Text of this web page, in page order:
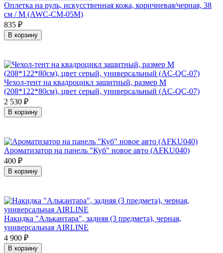
Оплетка на руль, искусственная кожа, коричневая/черная, 38
см / M (AWC-CM-05M)
835 ₽
В корзину
Чехол-тент на квадроцикл защитный, размер М
(208*122*80см), цвет серый, универсальный (AC-QC-07)
2 530 ₽
В корзину
Ароматизатор на панель "Куб" новое авто (AFKU040)
400 ₽
В корзину
Накидка "Алькантара", задняя (3 предмета), черная,
универсальная AIRLINE
4 900 ₽
В корзину